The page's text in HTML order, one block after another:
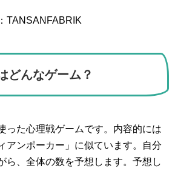
TANSANFABRIK
どんなゲーム？
った心理戦ゲームです。内容的には
アンポーカー」に似ています。自分
ら、全体の数を予想します。予想し